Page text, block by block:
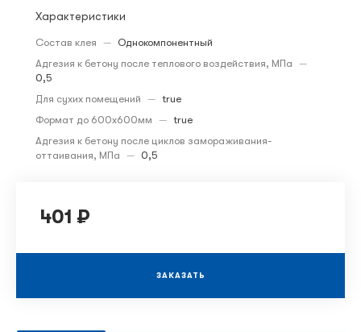
Характеристики
Состав клея — Однокомпонентный
Адгезия к бетону после теплового воздействия, МПа —
0,5
Для сухих помещений — true
Формат до 600х600мм — true
Адгезия к бетону после циклов замораживания-
оттаивания, МПа — 0,5
401 ₽
ЗАКАЗАТЬ